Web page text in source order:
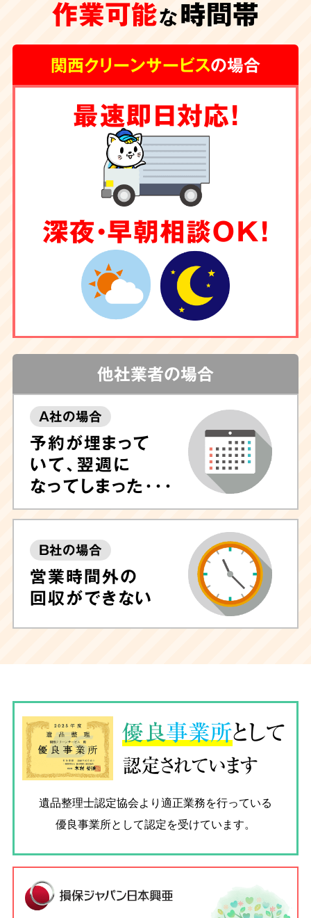
作業可能な時間帯
関西クリーンサービスの場合
最速即日対応！
深夜・早朝相談OK！
他社業者の場合
A社の場合
予約が埋まって
いて、翌週に
なってしまった･･･
B社の場合
営業時間外の
回収ができない
優良事業所として
認定されています
遺品整理士認定協会より適正業務を行っている
優良事業所として認定を受けています。